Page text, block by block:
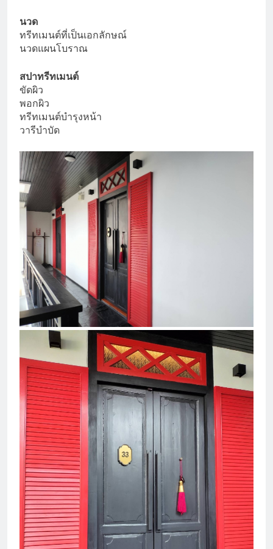
นวด
ทรีทเมนต์ที่เป็นเอกลักษณ์
นวดแผนโบราณ
สปาทรีทเมนต์
ขัดผิว
พอกผิว
ทรีทเมนต์บำรุงหน้า
วารีบำบัด